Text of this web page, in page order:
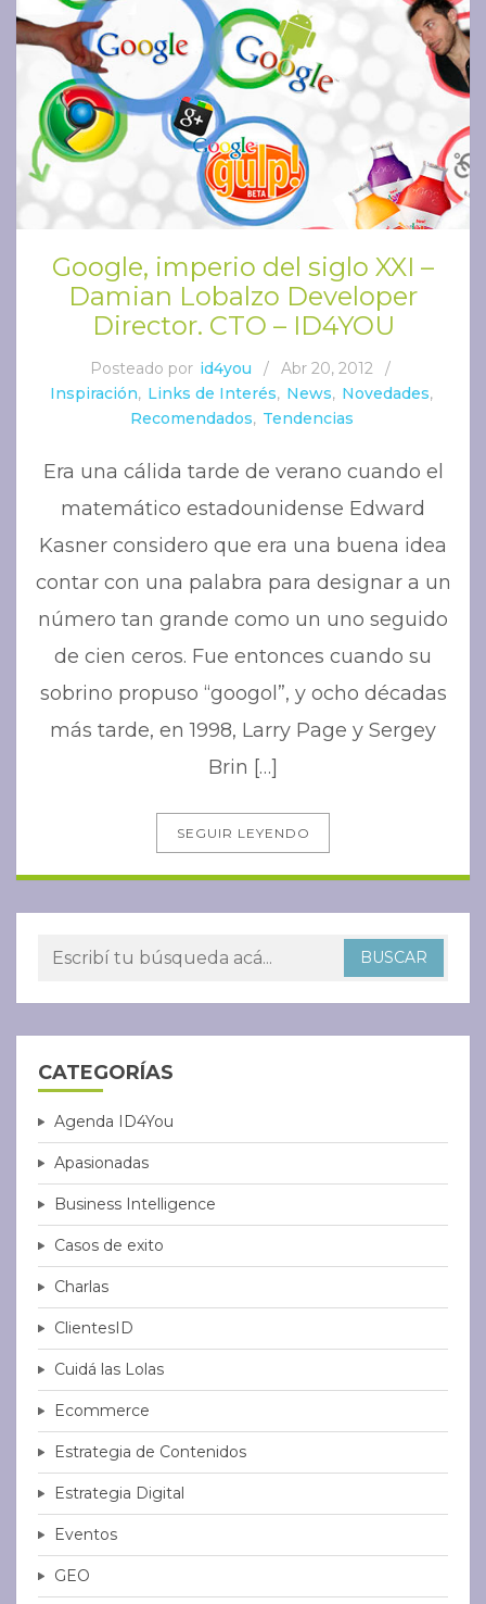
Google, imperio del siglo XXI –
Damian Lobalzo Developer
Director. CTO – ID4YOU
Posteado por id4you / Abr 20, 2012
/
Inspiración, Links de Interés, News, Novedades,
Recomendados, Tendencias
Era una cálida tarde de verano cuando el
matemático estadounidense Edward
Kasner considero que era una buena idea
contar con una palabra para designar a un
número tan grande como un uno seguido
de cien ceros. Fue entonces cuando su
sobrino propuso “googol”, y ocho décadas
más tarde, en 1998, Larry Page y Sergey
Brin […]
SEGUIR LEYENDO
CATEGORÍAS
Agenda ID4You
Apasionadas
Business Intelligence
Casos de exito
Charlas
ClientesID
Cuidá las Lolas
Ecommerce
Estrategia de Contenidos
Estrategia Digital
Eventos
GEO